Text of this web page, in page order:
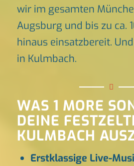
wir im gesamten
Augsburg und bis zu ca.
hinaus einsatzbereit.
in Kulmbach.
WAS 1 MORE
DEINE
KULMBACH
Erstklassige Live-